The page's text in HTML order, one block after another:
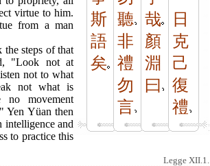
斯
語
矣
聽
非
禮
勿
言
哉
顏
淵
曰
日
克
己
復
禮
virtue to him.
from a man
the steps of that
"Look not at
not to what
not what is
no movement
Yen Yüan then
and
to practice this
Legge XII.1.